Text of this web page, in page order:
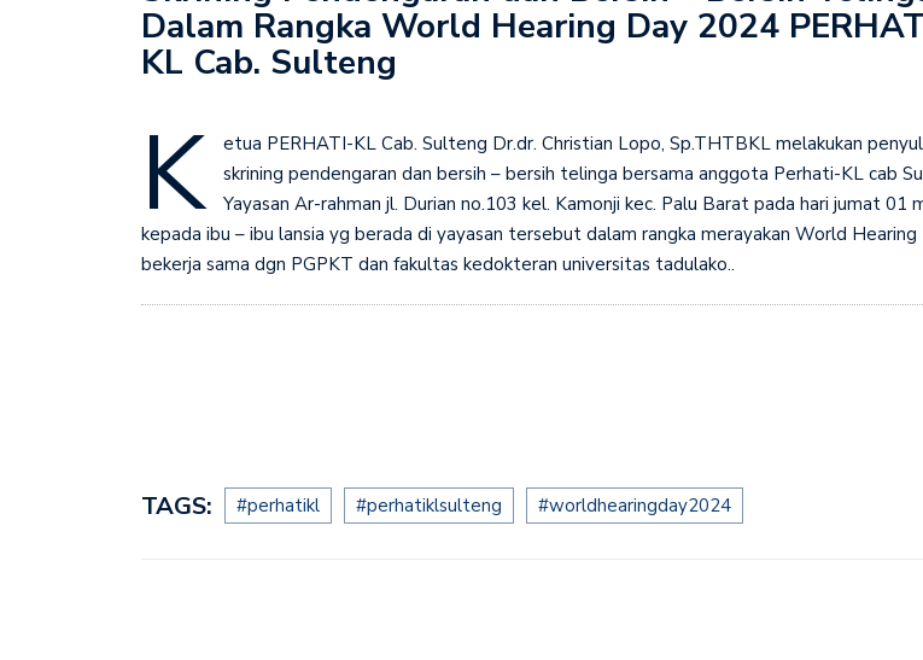
Penyuluhan dalam rangka World Cancer Day 2026
Dalam Rangka World Hearing Day 2024
KL Cab. Sulteng
K
etua PERHATI-KL Cab. Sulteng Dr.dr. Christian Lopo, Sp.THTBKL melakukan
skrining pendengaran dan bersih – bersih telinga bersama anggota Perhati-KL cab
Yayasan Ar-rahman jl. Durian no.103 kel. Kamonji kec. Palu Barat pada hari jumat 01
kepada ibu – ibu lansia yg berada di yayasan tersebut dalam rangka merayakan World Hearing
bekerja sama dgn PGPKT dan fakultas kedokteran universitas tadulako..
TAGS: #perhatikl #perhatiklsulteng #worldhearingday2024